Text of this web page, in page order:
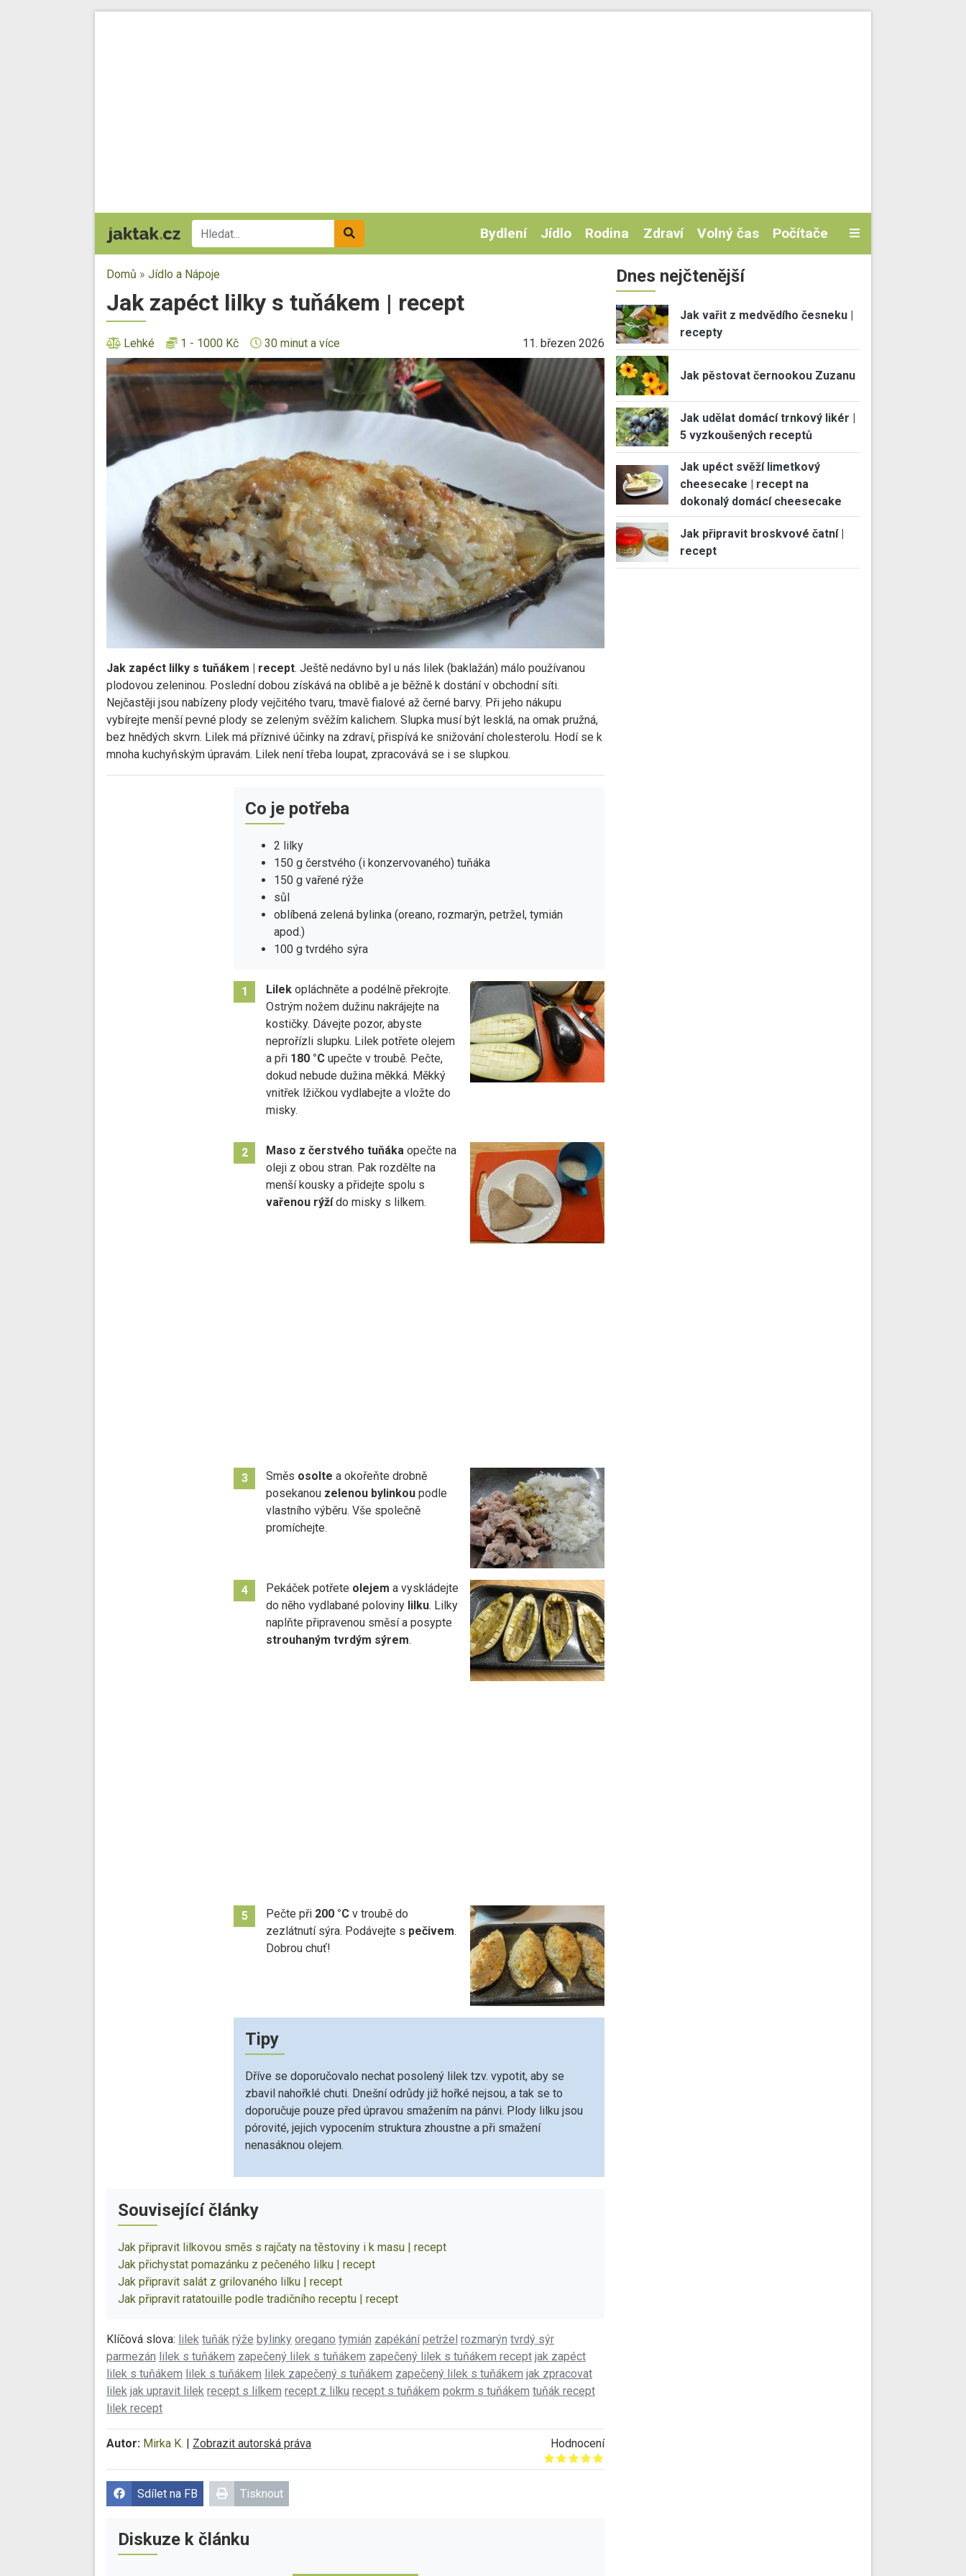
Bydlení Jídlo Rodina Zdraví Volný čas Počítače
Domů » Jídlo a Nápoje
Jak zapéct lilky s tuňákem | recept
Lehké 1 - 1000 Kč 30 minut a více 11. březen 2026
Jak zapéct lilky s tuňákem | recept. Ještě nedávno byl u nás lilek (baklažán) málo používanou
plodovou zeleninou. Poslední dobou získává na oblibě a je běžně k dostání v obchodní síti.
Nejčastěji jsou nabízeny plody vejčitého tvaru, tmavě fialové až černé barvy. Při jeho nákupu
vybírejte menší pevné plody se zeleným svěžím kalichem. Slupka musí být lesklá, na omak pružná,
bez hnědých skvrn. Lilek má příznivé účinky na zdraví, přispívá ke snižování cholesterolu. Hodí se k
mnoha kuchyňským úpravám. Lilek není třeba loupat, zpracovává se i se slupkou.
Co je potřeba
2 lilky
150 g čerstvého (i konzervovaného) tuňáka
150 g vařené rýže
sůl
oblíbená zelená bylinka (oreano, rozmarýn, petržel, tymián
apod.)
100 g tvrdého sýra
1 Lilekopláchněte a podélně překrojte.
Ostrým nožem dužinu nakrájejte na
kostičky. Dávejte pozor, abyste
neprořízli slupku. Lilek potřete olejem
a při 180 °Cupečte v troubě. Pečte,
dokud nebude dužina měkká. Měkký
vnitřek lžičkou vydlabejte a vložte do
misky.
2 Maso z čerstvého tuňákaopečte na
oleji z obou stran. Pak rozdělte na
menší kousky a přidejte spolu s
vařenou rýžído misky s lilkem.
3 Směs osolte a okořeňte drobně
posekanouzelenou bylinkou podle
vlastního výběru. Vše společně
promíchejte.
4 Pekáček potřete olejem a vyskládejte
do něho vydlabané polovinylilku. Lilky
naplňte připravenou směsí a posypte
strouhaným tvrdým sýrem.
5 Pečte při 200 °C v troubě do
zezlátnutí sýra. Podávejte s pečivem.
Dobrou chuť!
Tipy
Dříve se doporučovalo nechat posolený lilek tzv. vypotit, aby se
zbavil nahořklé chuti. Dnešní odrůdy již hořké nejsou, a tak se to
doporučuje pouze před úpravou smažením na pánvi. Plody lilku jsou
pórovité, jejich vypocením struktura zhoustne a při smažení
nenasáknou olejem.
Související články
Jak připravit lilkovou směs s rajčaty na těstoviny i k masu | recept
Jak přichystat pomazánku z pečeného lilku | recept
Jak připravit salát z grilovaného lilku | recept
Jak připravit ratatouille podle tradičního receptu | recept
Klíčová slova: lilek tuňák rýže bylinky oregano tymián zapékání petržel rozmarýn tvrdý sýr
parmezán lilek s tuňákem zapečený lilek s tuňákem zapečený lilek s tuňákem recept jak zapéct
lilek s tuňákem lilek s tuňákem lilek zapečený s tuňákem zapečený lilek s tuňákem jak zpracovat
lilek jak upravit lilek recept s lilkem recept z lilku recept s tuňákem pokrm s tuňákem tuňák recept
lilek recept
Autor: Mirka K. | Zobrazit autorská práva
Hodnocení
Give it 1/5
Give it 2/5
Give it 3/5
Give it 4/5
Give it 5/5
Sdílet na FB Tisknout
Diskuze k článku
Dnes nejčtenější
Jak vařit z medvědího česneku |
recepty
Jak pěstovat černookou Zuzanu
Jak udělat domácí trnkový likér |
5 vyzkoušených receptů
Jak upéct svěží limetkový
cheesecake | recept na
dokonalý domácí cheesecake
Jak připravit broskvové čatní |
recept